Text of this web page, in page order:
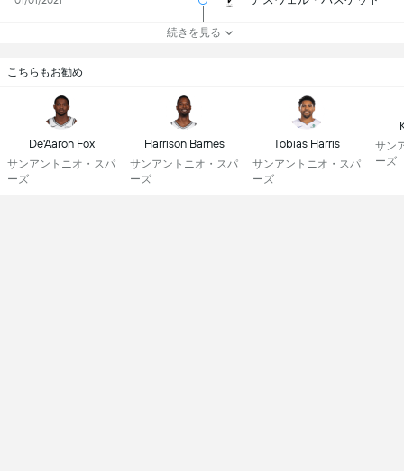
続きを見る
こちらもお勧め
De'Aaron Fox
サンアントニオ・スパ
ーズ
Harrison Barnes
サンアントニオ・スパ
ーズ
Tobias Harris
サンアントニオ・スパ
ーズ
サン
ーズ